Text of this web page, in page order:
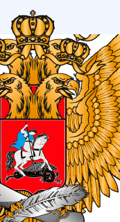
/ 5
/ 18
отрезок между
веку. Отметьте